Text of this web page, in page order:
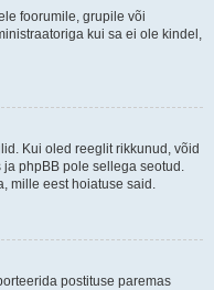
foorumile, grupile või
kui sa ei ole kindel,
Kui oled reeglit rikkunud, võid
phpBB pole sellega seotud.
mille eest hoiatuse said.
postituse paremas